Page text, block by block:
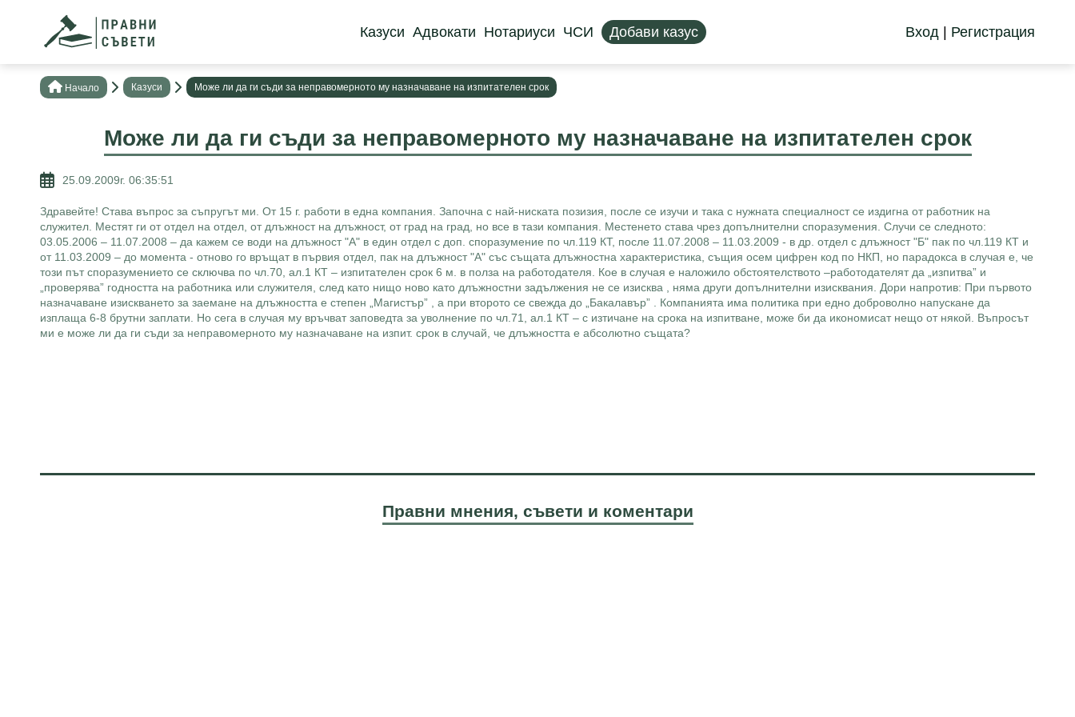
Казуси Адвокати Нотариуси ЧСИ Добави казус Вход | Регистрация
Нaчало Казуси Може ли да ги съди за неправомерното му назначаване на изпитателен срок
Може ли да ги съди за неправомерното му назначаване на изпитателен срок
25.09.2009г. 06:35:51
Здравейте! Става въпрос за съпругът ми. От 15 г. работи в една компания. Започна с най-ниската позизия, после се изучи и така с нужната специалност се издигна от работник на
служител. Местят ги от отдел на отдел, от длъжност на длъжност, от град на град, но все в тази компания. Местенето става чрез допълнителни споразумения. Случи се следното:
03.05.2006 – 11.07.2008 – да кажем се води на длъжност "А" в един отдел с доп. споразумение по чл.119 КТ, после 11.07.2008 – 11.03.2009 - в др. отдел с длъжност "Б" пак по чл.119 КТ и
от 11.03.2009 – до момента - отново го връщат в първия отдел, пак на длъжност "А" със същата длъжностна характеристика, същия осем цифрен код по НКП, но парадокса в случая е, че
този път споразумението се сключва по чл.70, ал.1 КТ – изпитателен срок 6 м. в полза на работодателя. Кое в случая е наложило обстоятелството –работодателят да „изпитва” и
„проверява” годността на работника или служителя, след като нищо ново като длъжностни задължения не се изисква , няма други допълнителни изисквания. Дори напротив: При първото
назначаване изискването за заемане на длъжността е степен „Магистър” , а при второто се свежда до „Бакалавър” . Компанията има политика при едно доброволно напускане да
изплаща 6-8 брутни заплати. Но сега в случая му връчват заповедта за уволнение по чл.71, ал.1 КТ – с изтичане на срока на изпитване, може би да икономисат нещо от някой. Въпросът
ми е може ли да ги съди за неправомерното му назначаване на изпит. срок в случай, че длъжността е абсолютно същата?
Правни мнения, съвети и коментари